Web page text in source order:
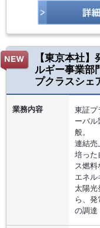
【東京本社
ルギー事業部
プクラスシェ
業務内容
東証プ
ーバル
般。
連結売
培った
ス燃料
エネル
太陽光
ら、
の調達